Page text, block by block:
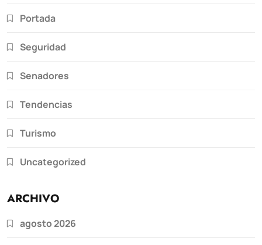
Portada
Seguridad
Senadores
Tendencias
Turismo
Uncategorized
ARCHIVO
agosto 2026